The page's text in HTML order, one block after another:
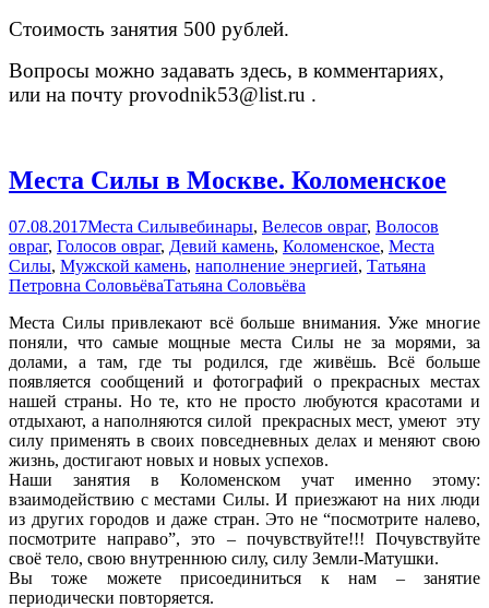
Стоимость занятия 500 рублей.
Вопросы можно задавать здесь, в комментариях,
или на почту provodnik53@list.ru .
Места Силы в Москве. Коломенское
07.08.2017Места Силывебинары, Велесов овраг, Волосов
овраг, Голосов овраг, Девий камень, Коломенское, Места
Силы, Мужской камень, наполнение энергией, Татьяна
Петровна СоловьёваТатьяна Соловьёва
Места Силы привлекают всё больше внимания. Уже многие
поняли, что самые мощные места Силы не за морями, за
долами, а там, где ты родился, где живёшь. Всё больше
появляется сообщений и фотографий о прекрасных местах
нашей страны. Но те, кто не просто любуются красотами и
отдыхают, а наполняются силой прекрасных мест, умеют эту
силу применять в своих повседневных делах и меняют свою
жизнь, достигают новых и новых успехов.
Наши занятия в Коломенском учат именно этому:
взаимодействию с местами Силы. И приезжают на них люди
из других городов и даже стран. Это не “посмотрите налево,
посмотрите направо”, это – почувствуйте!!! Почувствуйте
своё тело, свою внутреннюю силу, силу Земли-Матушки.
Вы тоже можете присоединиться к нам – занятие
периодически повторяется.